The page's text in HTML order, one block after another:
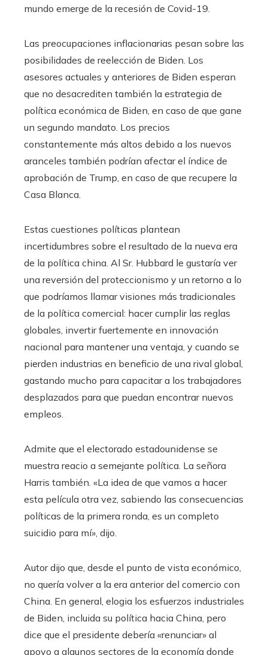
mundo emerge de la recesión de Covid-19.
Las preocupaciones inflacionarias pesan sobre las
posibilidades de reelección de Biden. Los
asesores actuales y anteriores de Biden esperan
que no desacrediten también la estrategia de
política económica de Biden, en caso de que gane
un segundo mandato. Los precios
constantemente más altos debido a los nuevos
aranceles también podrían afectar el índice de
aprobación de Trump, en caso de que recupere la
Casa Blanca.
Estas cuestiones políticas plantean
incertidumbres sobre el resultado de la nueva era
de la política china. Al Sr. Hubbard le gustaría ver
una reversión del proteccionismo y un retorno a lo
que podríamos llamar visiones más tradicionales
de la política comercial: hacer cumplir las reglas
globales, invertir fuertemente en innovación
nacional para mantener una ventaja, y cuando se
pierden industrias en beneficio de una rival global,
gastando mucho para capacitar a los trabajadores
desplazados para que puedan encontrar nuevos
empleos.
Admite que el electorado estadounidense se
muestra reacio a semejante política. La señora
Harris también. «La idea de que vamos a hacer
esta película otra vez, sabiendo las consecuencias
políticas de la primera ronda, es un completo
suicidio para mí», dijo.
Autor dijo que, desde el punto de vista económico,
no quería volver a la era anterior del comercio con
China. En general, elogia los esfuerzos industriales
de Biden, incluida su política hacia China, pero
dice que el presidente debería «renunciar» al
apoyo a algunos sectores de la economía donde